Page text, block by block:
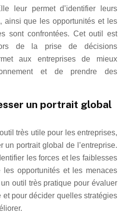
leur permet d’identifier leurs
ainsi que les opportunités et les
sont confrontées. Cet outil est
de la prise de décisions
aux entreprises de mieux
et de prendre des
un portrait global
très utile pour les entreprises,
un portrait global de l’entreprise.
les forces et les faiblesses
les opportunités et les menaces
outil très pratique pour évaluer
et pour décider quelles stratégies